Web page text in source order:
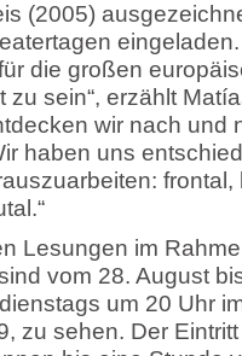
(2005)
für die großen
zu sein“, erzählt
wir nach und
haben uns
Lesungen im
vom 28. August
um 20 Uhr
zu sehen. Der